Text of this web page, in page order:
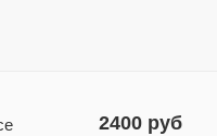
2400 руб